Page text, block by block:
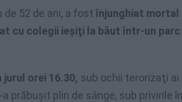
52 de ani, a fost înjunghiat mortal
cu colegii ieşiţi la băut într-un parc
jurul orei 16.30, sub ochii terorizaţi ai
prăbuşit plin de sânge, sub privirile